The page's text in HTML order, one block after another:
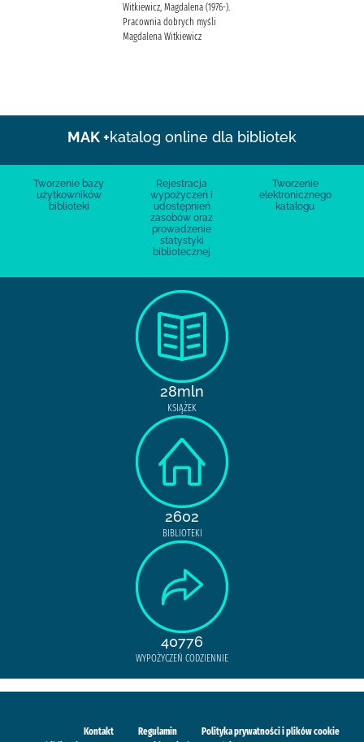
Witkiewicz, Magdalena (1976-).
Pracownia dobrych myśli
Magdalena Witkiewicz
MAK +katalog online dla bibliotek
Tworzenie bazy
użytkowników
biblioteki
Rejestracja
wypożyczeń i
udostępnień
zasobów oraz
prowadzenie
statystyki
bibliotecznej
Tworzenie
elektronicznego
katalogu
28mln
KSIĄŻEK
2602
BIBLIOTEKI
40776
WYPOŻYCZEŃ CODZIENNIE
Kontakt Regulamin
Polityka prywatności i plików cookie